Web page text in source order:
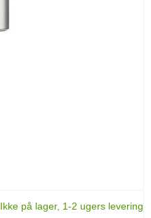
Ikke på lager, 1-2 ugers levering